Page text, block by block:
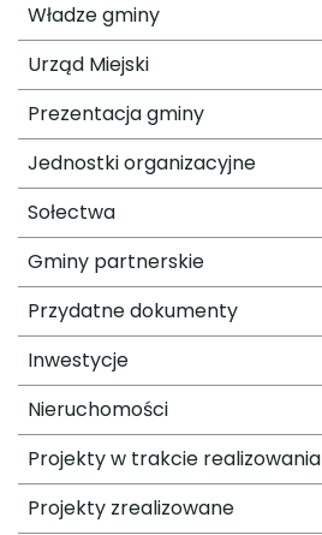
Władze gminy
Urząd Miejski
Prezentacja gminy
Jednostki organizacyjne
Sołectwa
Gminy partnerskie
Przydatne dokumenty
Inwestycje
Nieruchomości
Projekty w trakcie realizowania
Projekty zrealizowane